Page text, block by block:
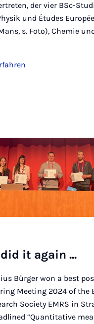
der vier BSc-
und Études
s. Foto), Chemie
it again ...
Bürger won a best
Meeting 2024 of the
Society EMRS in
“Quantitative